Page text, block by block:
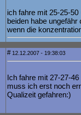
ich fahre mit 25-25-
beiden habe
wenn die
#12.12.2007 - 19:38:03
Ich fahre mit 27-27-
muss ich erst noch
Qualizeit gefahren:)